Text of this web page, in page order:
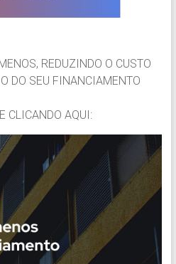
REDUZINDO O CUSTO
DO SEU FINANCIAMENTO
CLICANDO AQUI: